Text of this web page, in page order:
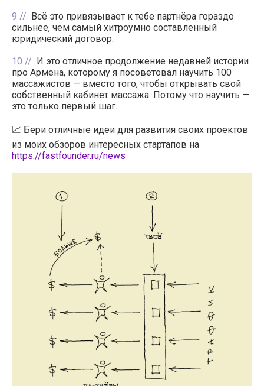
9
Всё это привязывает к тебе партнёра гораздо
сильнее, чем самый хитроумно составленный
юридический договор.
10
И это отличное продолжение недавней истории
про Армена, которому я посоветовал научить 100
массажистов — вместо того, чтобы открывать свой
собственный кабинет массажа. Потому что научить —
это только первый шаг.
📈 Бери отличные идеи для развития своих проектов
из моих обзоров интересных стартапов на
https://fastfounder.ru/news